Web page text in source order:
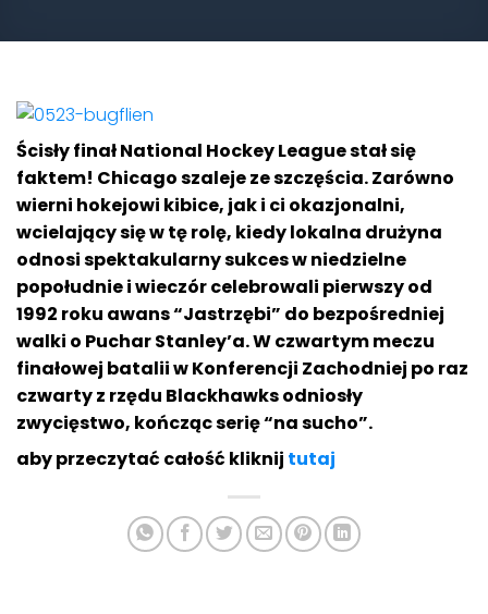
Ścisły finał National Hockey League stał się
faktem! Chicago szaleje ze szczęścia. Zarówno
wierni hokejowi kibice, jak i ci okazjonalni,
wcielający się w tę rolę, kiedy lokalna drużyna
odnosi spektakularny sukces w niedzielne
popołudnie i wieczór celebrowali pierwszy od
1992 roku awans “Jastrzębi” do bezpośredniej
walki o Puchar Stanley’a. W czwartym meczu
finałowej batalii w Konferencji Zachodniej po raz
czwarty z rzędu Blackhawks odniosły
zwycięstwo, kończąc serię “na sucho”.
aby przeczytać całość kliknij tutaj